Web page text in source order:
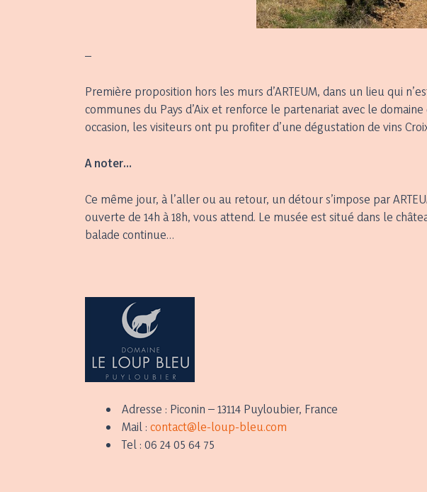
–
Première proposition hors les murs d’ARTEUM, dans un lieu qui
communes du Pays d’Aix et renforce le partenariat avec le
occasion, les visiteurs ont pu profiter d’une dégustation de vins
A noter…
Ce même jour, à l’aller ou au retour, un détour s’impose par
ouverte de 14h à 18h, vous attend. Le musée est situé dans le
balade continue…
Adresse : Piconin – 13114 Puyloubier, France
Mail : contact@le-loup-bleu.com
Tel : 06 24 05 64 75